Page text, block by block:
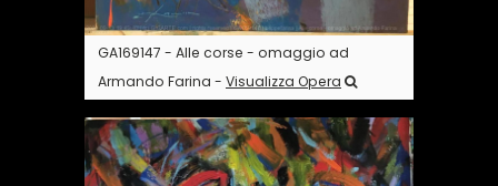
GA169147 - Alle corse - omaggio ad
Armando Farina - Visualizza Opera